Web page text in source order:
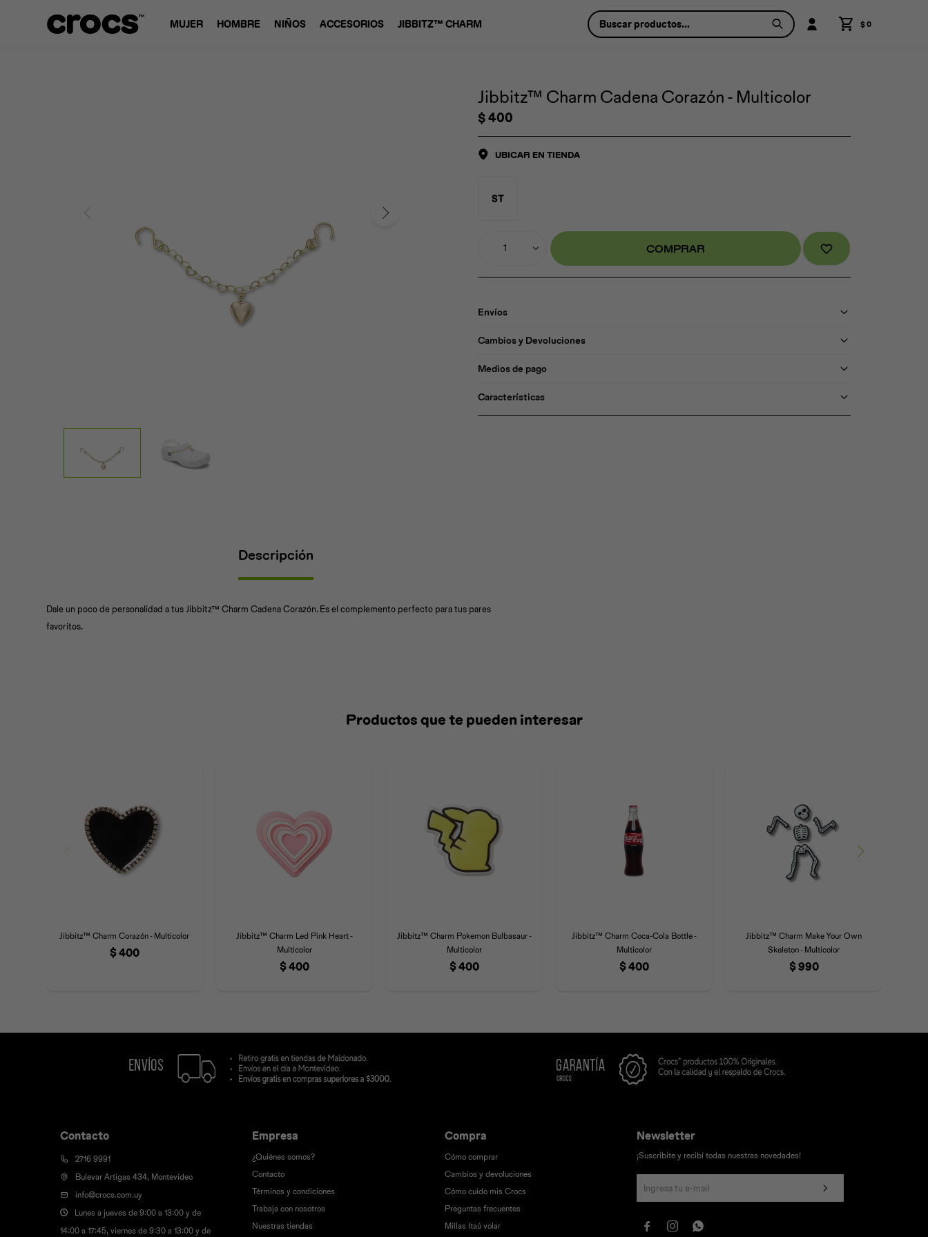
MUJER HOMBRE NIÑOS ACCESORIOS JIBBITZ™ CHARM $0
Jibbitz™ Charm Cadena Corazón - Multicolor
$400
UBICAR EN TIENDA
ST
1 COMPRAR
Envíos
Cambios y Devoluciones
Medios de pago
Características
Descripción
Dale un poco de personalidad a tus Jibbitz™ Charm Cadena Corazón. Es el complemento perfecto para tus pares
favoritos.
Productos que te pueden interesar
Jibbitz™ Charm Corazón - Multicolor
$400
Jibbitz™ Charm Led Pink Heart -
Multicolor
$400
Jibbitz™ Charm Pokemon Bulbasaur -
Multicolor
$400
Jibbitz™ Charm Coca-Cola Bottle -
Multicolor
$400
Jibbitz™ Charm Make Your Own
Skeleton - Multicolor
$990
Contacto
2716 9991
Bulevar Artigas 434, Montevideo
info@crocs.com.uy
Lunes a jueves de 9:00 a 13:00 y de
14:00 a 17:45, viernes de 9:30 a 13:00 y de
Empresa
¿Quiénes somos?
Contacto
Términos y condiciones
Trabaja con nosotros
Nuestras tiendas
Compra
Cómo comprar
Cambios y devoluciones
Cómo cuido mis Crocs
Preguntas frecuentes
Millas Itaú volar
Newsletter
¡Suscribite y recibí todas nuestras novedades!
  